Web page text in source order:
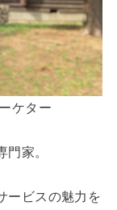
ケター
家。
ービスの魅力を